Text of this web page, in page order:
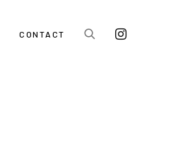
CONTACT